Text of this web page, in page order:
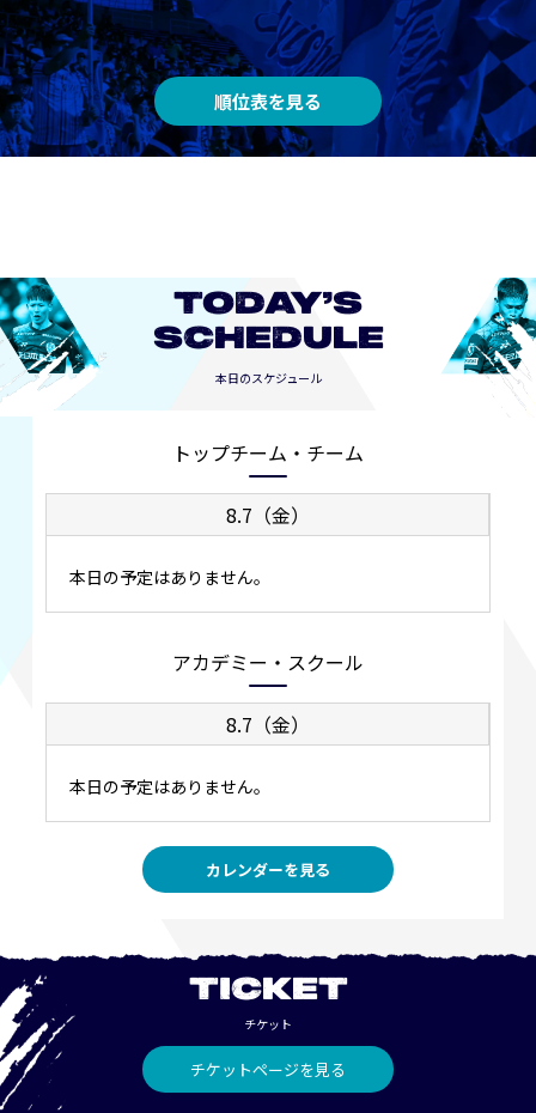
順位表を見る
TODAY’S
SCHEDULE
本日のスケジュール
トップチーム・チーム
8.7（金）
本日の予定はありません。
アカデミー・スクール
8.7（金）
本日の予定はありません。
カレンダーを見る
TICKET
チケット
チケットページを見る